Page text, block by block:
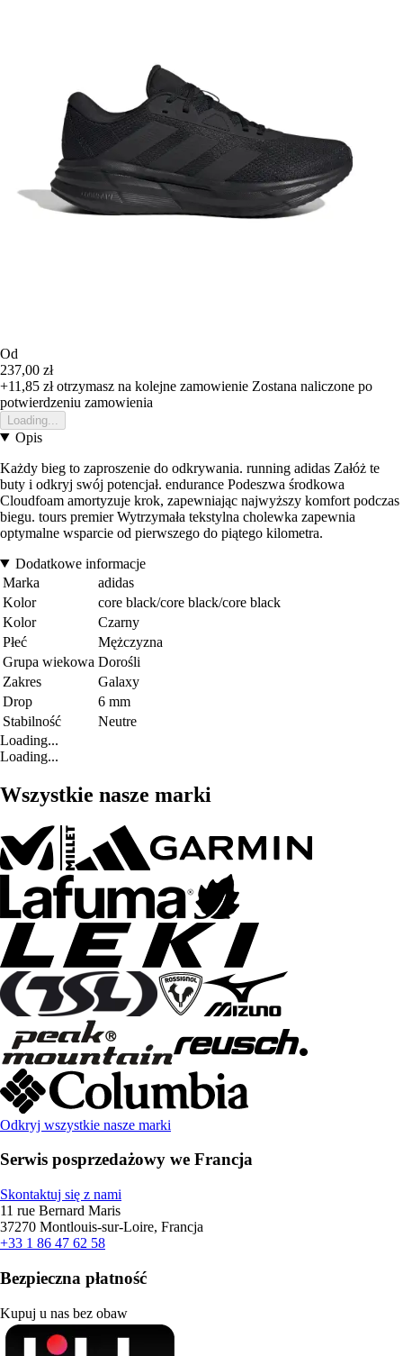
Od
237,00 zł
+11,85 złotrzymasz na kolejne zamowienie Zostana naliczone po
potwierdzeniu zamowienia
Loading...
Opis
Każdy bieg to zaproszenie do odkrywania. running adidas Załóż te
buty i odkryj swój potencjał. endurance Podeszwa środkowa
Cloudfoam amortyzuje krok, zapewniając najwyższy komfort podczas
biegu. tours premier Wytrzymała tekstylna cholewka zapewnia
optymalne wsparcie od pierwszego do piątego kilometra.
Dodatkowe informacje
Marka
adidas
Kolor
core black/core black/core black
Kolor
Czarny
Płeć
Mężczyzna
Grupa wiekowa Dorośli
Zakres
Galaxy
Drop
6 mm
Stabilność
Neutre
Loading...
Loading...
Wszystkie nasze marki
Odkryj wszystkie nasze marki
Serwis posprzedażowy we Francja
Skontaktuj się z nami
11 rue Bernard Maris
37270 Montlouis-sur-Loire, Francja
+33 1 86 47 62 58
Bezpieczna płatność
Kupuj u nas bez obaw